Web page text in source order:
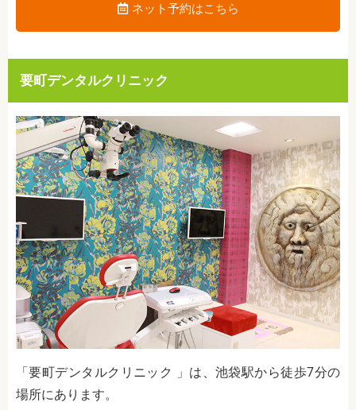
ネット予約はこちら
要町デンタルクリニック
「要町デンタルクリニック 」は、池袋駅から徒歩7分の
場所にあります。